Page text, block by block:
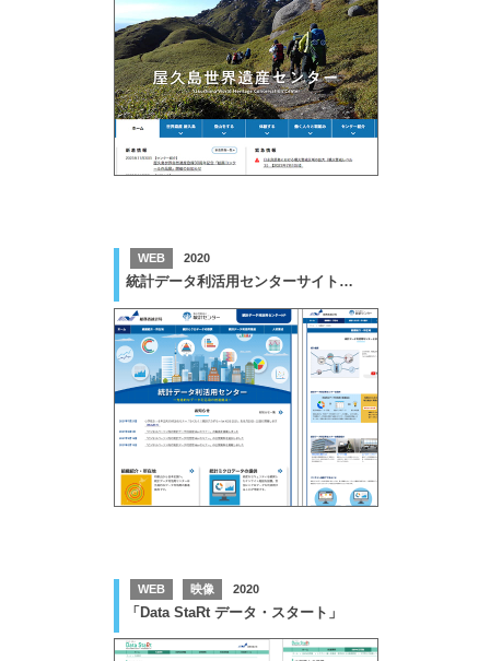
WEB 2020
統計データ利活用センターサイト改修
WEB 映像 2020
「Data StaRt データ・スタート」